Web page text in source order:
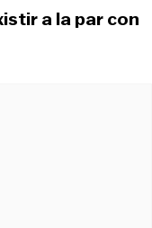
a la par con